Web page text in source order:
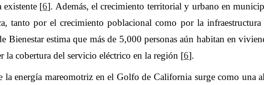
existente [6]. Además, el crecimiento territorial y urbano en
tanto por el crecimiento poblacional como por la
Bienestar estima que más de 5,000 personas aún habitan en
la cobertura del servicio eléctrico en la región [6].
la energía mareomotriz en el Golfo de California surge como una